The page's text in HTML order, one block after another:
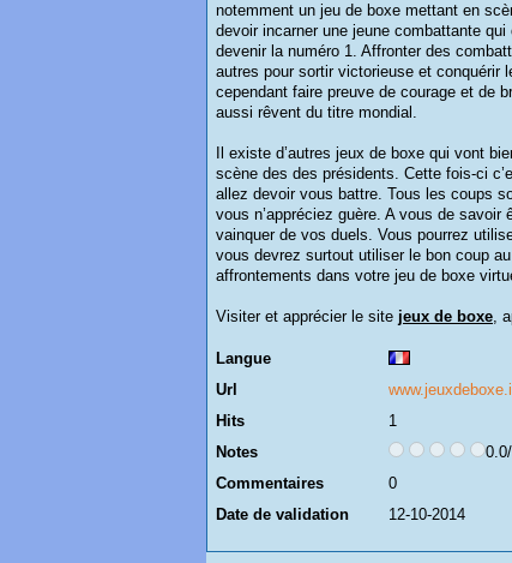
notemment un jeu de boxe mettant en
devoir incarner une jeune combattante
devenir la numéro 1. Affronter des
autres pour sortir victorieuse et conquérir
cependant faire preuve de courage et de
aussi rêvent du titre mondial.
Il existe d’autres jeux de boxe qui vont
scène des des présidents. Cette fois-ci
allez devoir vous battre. Tous les coups
vous n’appréciez guère. A vous de
vainquer de vos duels. Vous pourrez
vous devrez surtout utiliser le bon coup
affrontements dans votre jeu de boxe
Visiter et apprécier le site jeux de boxe,
Langue
Url
Hits
1
Notes
Commentaires
0
Date de validation
12-10-2014